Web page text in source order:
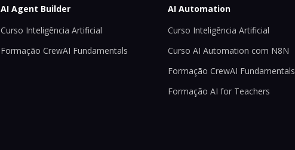
AI Agent Builder
Curso Inteligência Artificial
Formação CrewAI Fundamentals
AI Automation
Curso Inteligência Artificial
Curso AI Automation com N8N
Formação CrewAI Fundamentals
Formação AI for Teachers